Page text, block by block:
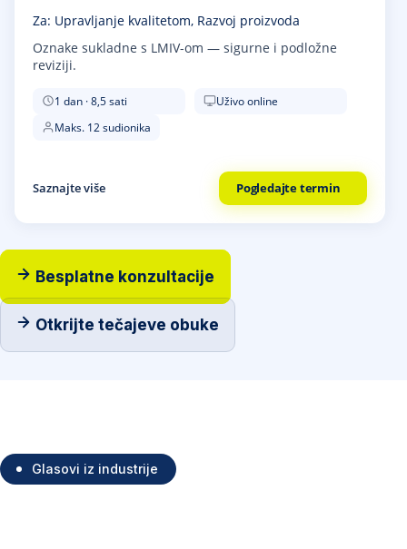
Za: Upravljanje kvalitetom, Razvoj proizvoda
Oznake sukladne s LMIV-om — sigurne i podložne
reviziji.
1 dan · 8,5 sati
Uživo online
Maks. 12 sudionika
Saznajte više Pogledajte termin
Besplatne konzultacije
Otkrijte tečajeve obuke
Glasovi iz industrije